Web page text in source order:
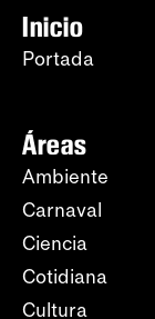
Inicio
Portada
Áreas
Ambiente
Carnaval
Ciencia
Cotidiana
Cultura